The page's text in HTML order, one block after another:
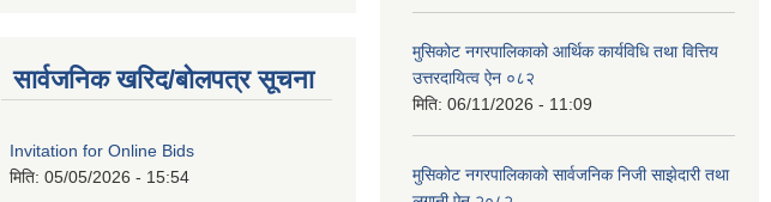
सार्वजनिक खरिद/बोलपत्र सूचना
Invitation for Online Bids
मिति: 05/05/2026 - 15:54
मुसिकोट नगरपालिकाको आर्थिक कार्यविधि तथा वित्तिय
उत्तरदायित्व ऐन ०८२
मिति: 06/11/2026 - 11:09
मुसिकोट नगरपालिकाको सार्वजनिक निजी साझेदारी तथा